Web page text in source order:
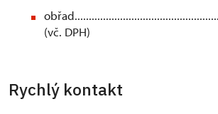
(vč. DPH)
Rychlý kontakt